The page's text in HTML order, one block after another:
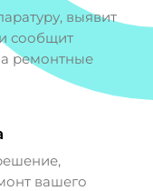
выявит
сообщит
ремонтные
вашего